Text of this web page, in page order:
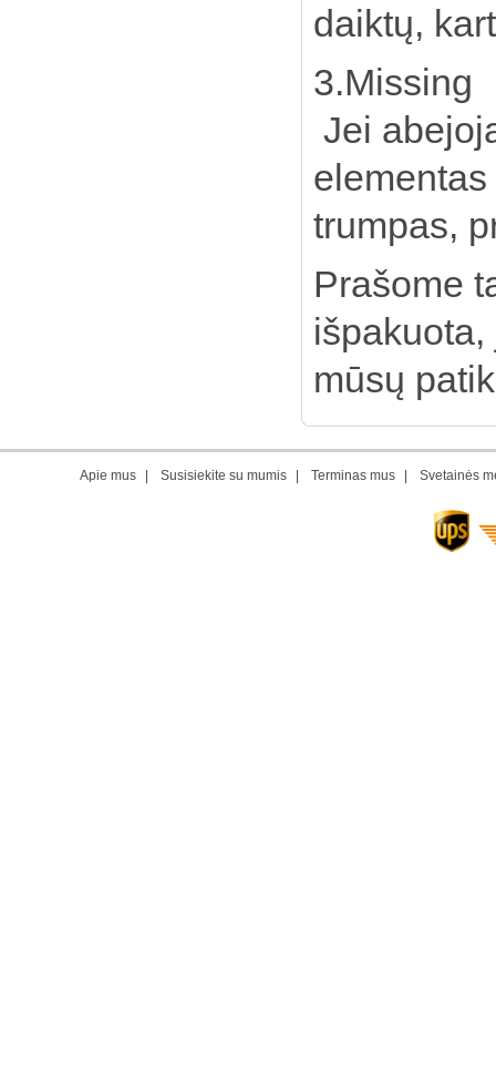
daiktų,
3.Missing
Jei
trumpas,
Prašome
mūsų
Apie mus Susisiekite su mumis Terminas mus Svetainės